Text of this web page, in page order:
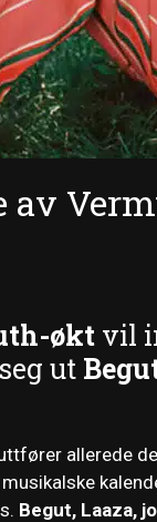
av
økt vil
ut
allerede
Begut, Laaza,